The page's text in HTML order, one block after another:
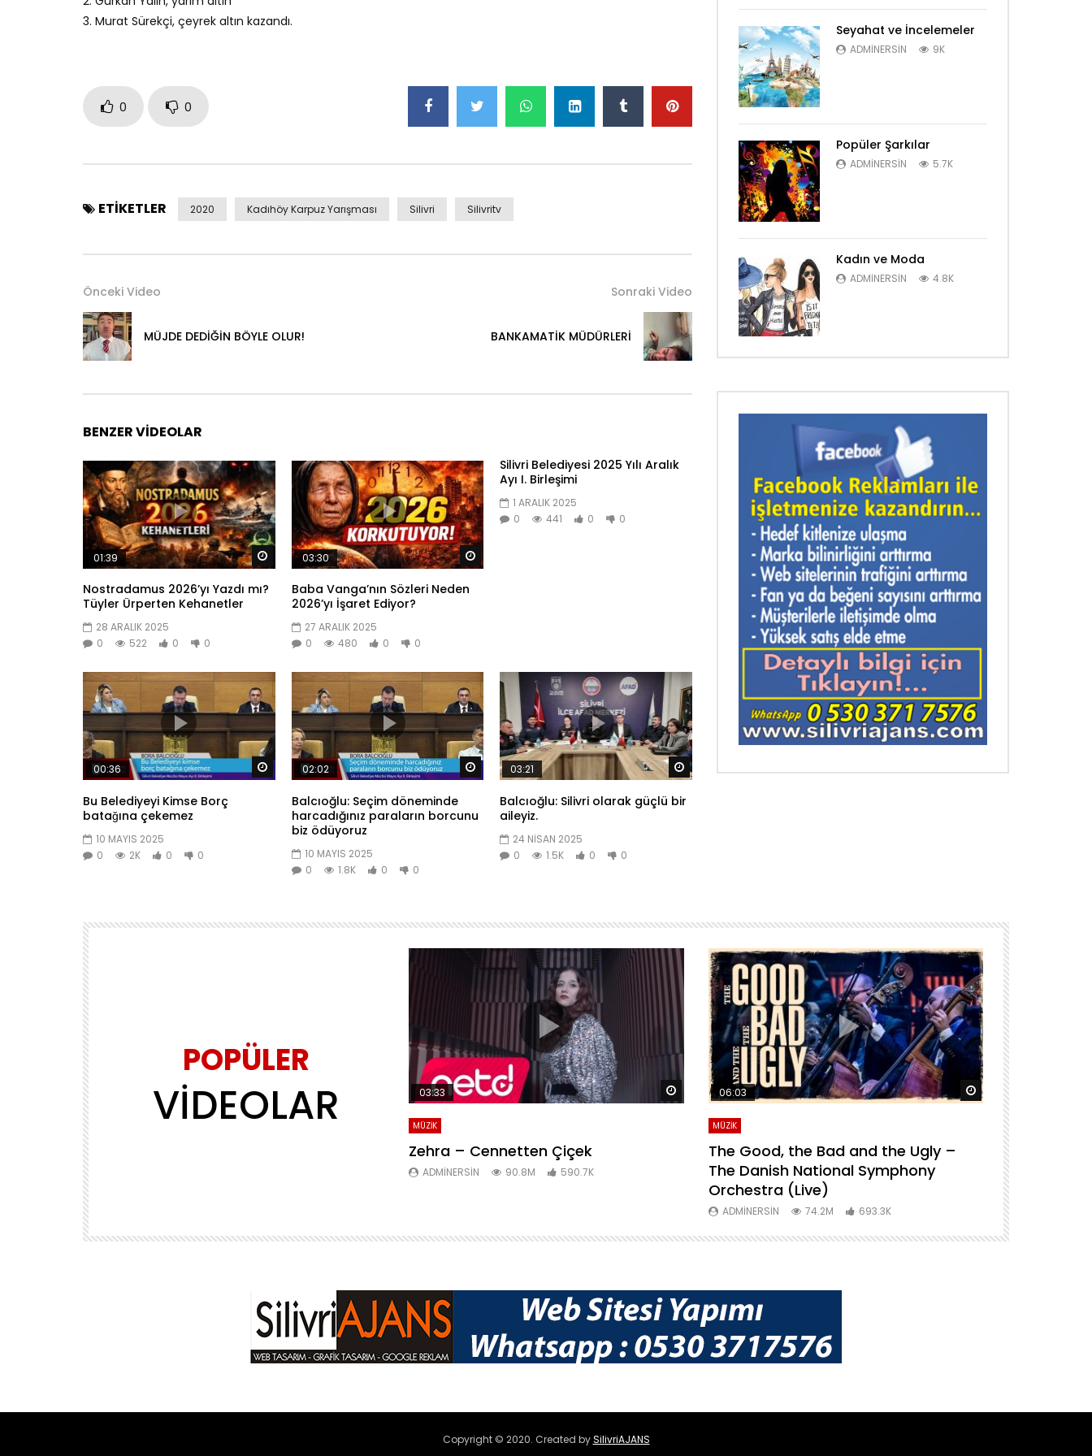
3. Murat Sürekçi, çeyrek altın kazandı.
0 0
ETIKETLER 2020 Kadıhöy Karpuz Yarışması Silivri Silivritv
Önceki Video
MÜJDE DEDİĞİN BÖYLE OLUR!
Sonraki Video
BANKAMATİK MÜDÜRLERİ
BENZER VIDEOLAR
Daha sonra izle
01:39
Nostradamus 2026’yı Yazdı mı?
Tüyler Ürperten Kehanetler
28 ARALIK 2025
0
522 0 0
03:30
Baba Vanga’nın Sözleri Neden
2026’yı İşaret Ediyor?
27 ARALIK 2025
0
480 0 0
Silivri Belediyesi 2025 Yılı Aralık
Ayı I. Birleşimi
1 ARALIK 2025
0
441 0 0
Daha sonra izle
00:36
Bu Belediyeyi Kimse Borç
batağına çekemez
10 MAYIS 2025
0
2K 0 0
Daha sonra izle
02:02
Balcıoğlu: Seçim döneminde
harcadığınız paraların borcunu
biz ödüyoruz
10 MAYIS 2025
0
1.8K 0 0
Daha sonra izle
03:21
Balcıoğlu: Silivri olarak güçlü bir
aileyiz.
24 NISAN 2025
0
1.5K 0 0
Seyahat ve İncelemeler
ADMINERSIN 9K
Popüler Şarkılar
ADMINERSIN 5.7K
Kadın ve Moda
ADMINERSIN 4.8K
POPÜLER
VİDEOLAR
Daha sonra izle Daha sonra izle Daha sonra izle
03:33
MÜZİK
Zehra – Cennetten Çiçek
ADMINERSIN 90.8M 590.7K
Daha sonra izle
06:03
MÜZİK
The Good, the Bad and the Ugly –
The Danish National Symphony
Orchestra (Live)
ADMINERSIN 74.2M 693.3K
For A Few
National
Copyright © 2020. Created bySilivriAJANS